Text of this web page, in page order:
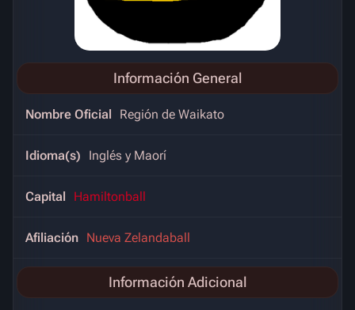
Información General
Nombre Oficial Región de Waikato
Idioma(s) Inglés y Maorí
Capital Hamiltonball
Afiliación Nueva Zelandaball
Información Adicional